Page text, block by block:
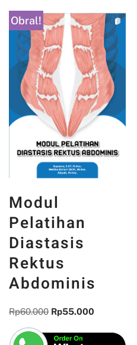
Obral!
Modul
Pelatihan
Diastasis
Rektus
Abdominis
Rp60.000 Rp55.000